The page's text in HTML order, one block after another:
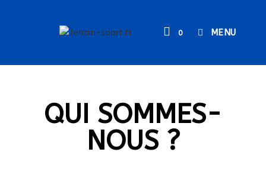
0 MENU
QUI SOMMES-
NOUS ?